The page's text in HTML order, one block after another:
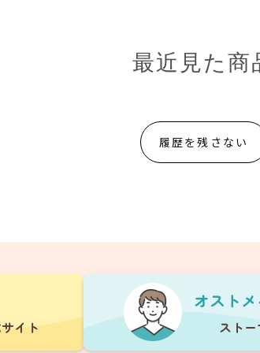
最近見た商
履歴を残さない